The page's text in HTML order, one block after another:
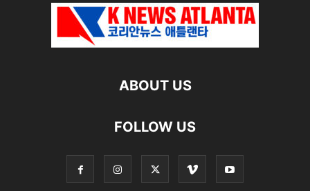
ABOUT US
FOLLOW US